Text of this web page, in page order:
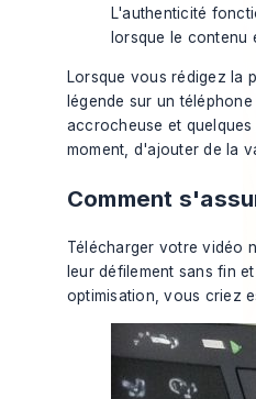
L'authenticité
lorsque le contenu
Lorsque vous rédigez la
légende sur un
accrocheuse et
moment, d'ajouter de la
Comment
Télécharger votre vidéo
leur défilement sans fin
optimisation, vous criez